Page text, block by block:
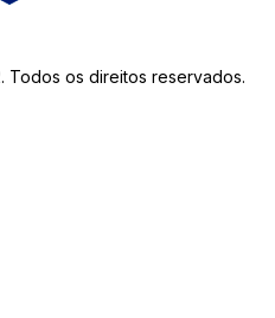
Todos os direitos reservados.